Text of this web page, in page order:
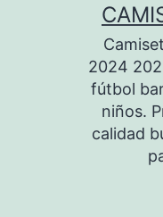
2024
fútbol
niños.
calidad